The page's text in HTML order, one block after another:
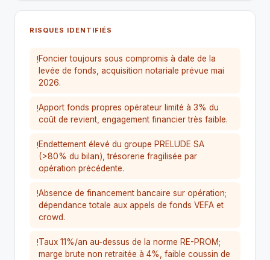
RISQUES IDENTIFIÉS
!Foncier toujours sous compromis à date de la
levée de fonds, acquisition notariale prévue mai
2026.
!Apport fonds propres opérateur limité à 3% du
coût de revient, engagement financier très faible.
!Endettement élevé du groupe PRELUDE SA
(>80% du bilan), trésorerie fragilisée par
opération précédente.
!Absence de financement bancaire sur opération;
dépendance totale aux appels de fonds VEFA et
crowd.
!Taux 11%/an au-dessus de la norme RE-PROM;
marge brute non retraitée à 4%, faible coussin de